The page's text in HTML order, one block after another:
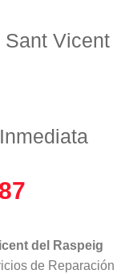
Vicent
del Raspeig
de Reparación